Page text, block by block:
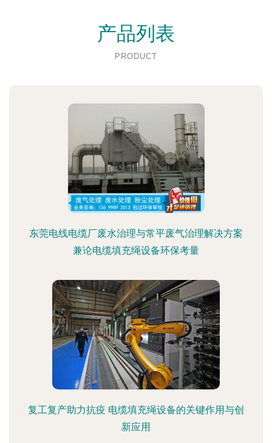
产品列表
PRODUCT
东莞电线电缆厂废水治理与常平废气治理解决方案
兼论电缆填充绳设备环保考量
复工复产助力抗疫 电缆填充绳设备的关键作用与创
新应用